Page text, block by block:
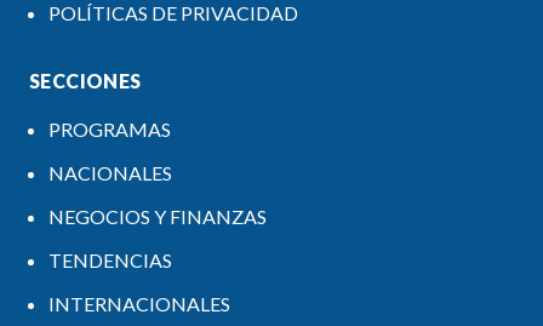
POLÍTICAS DE PRIVACIDAD
SECCIONES
PROGRAMAS
NACIONALES
NEGOCIOS Y FINANZAS
TENDENCIAS
INTERNACIONALES